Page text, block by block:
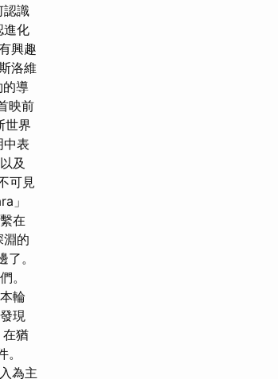
認識
進化
興趣
洛維
的導
映前
世界
中表
及
可見
」
在
淵的
。
。
輪
現
在猶
為主